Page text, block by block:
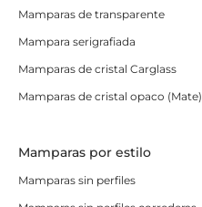
Mamparas de transparente
Mampara serigrafiada
Mamparas de cristal Carglass
Mamparas de cristal opaco (Mate)
Mamparas por estilo
Mamparas sin perfiles